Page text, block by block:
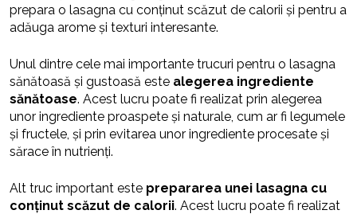
prepara o lasagna cu conținut scăzut de calorii și pentru a
adăuga arome și texturi interesante.
Unul dintre cele mai importante trucuri pentru o lasagna
sănătoasă și gustoasă este alegerea ingrediente
sănătoase. Acest lucru poate fi realizat prin alegerea
unor ingrediente proaspete și naturale, cum ar fi legumele
și fructele, și prin evitarea unor ingrediente procesate și
sărace în nutrienți.
Alt truc important este prepararea unei lasagna cu
conținut scăzut de calorii. Acest lucru poate fi realizat